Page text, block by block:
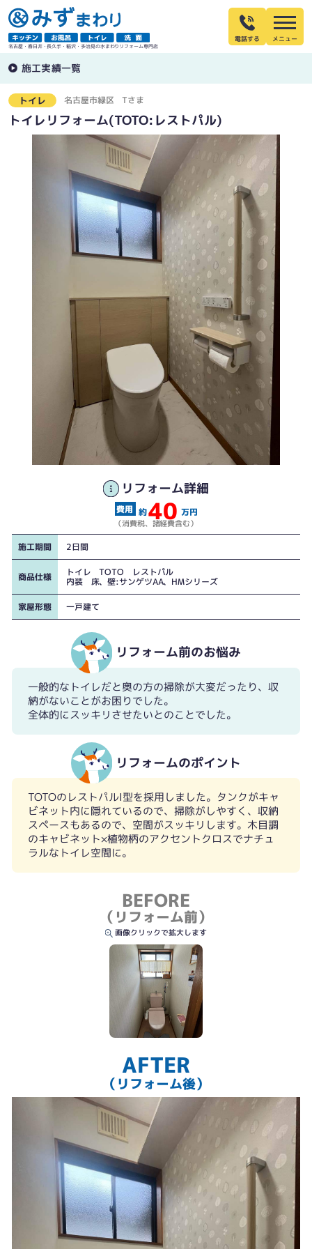
名古屋・春日井・長久手・稲沢・多治見の水まわりリフォーム専門店
電話する
施工実績一覧
トイレ 名古屋市緑区 Tさま
トイレリフォーム(TOTO:レストパル)
リフォーム詳細
約40 万円
（消費税、諸経費含む）
施工期間 2日間
商品仕様
トイレ TOTO レストパル
内装 床、壁:サンゲツAA、HMシリーズ
家屋形態 一戸建て
リフォーム前のお悩み
一般的なトイレだと奥の方の掃除が大変だったり、収
納がないことがお困りでした。
全体的にスッキリさせたいとのことでした。
リフォームのポイント
TOTOのレストパルI型を採用しました。タンクがキャ
ビネット内に隠れているので、掃除がしやすく、収納
スペースもあるので、空間がスッキリします。木目調
のキャビネット×植物柄のアクセントクロスでナチュ
ラルなトイレ空間に。
BEFORE
（リフォーム前）
画像クリックで拡大します
AFTER
（リフォーム後）